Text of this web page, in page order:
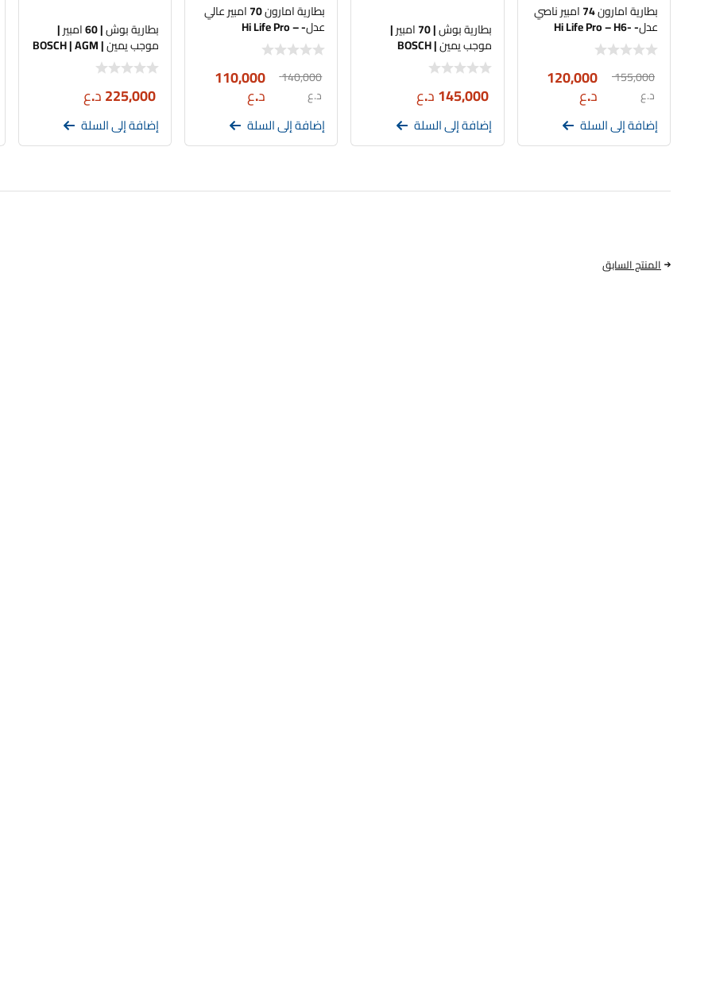
بطارية امارون 74 امبير ناصي
عدل- Hi Life Pro – H6-
DIN74R
155,000
د.ع
120,000
د.ع
إضافة إلى السلة
بطارية بوش | 70 امبير |
موجب يمين | BOSCH
145,000د.ع
إضافة إلى السلة
بطارية امارون 70 امبير عالي
عدل- Hi Life Pro –
BH100D26R
140,000
د.ع
110,000
د.ع
إضافة إلى السلة
بطارية بوش | 60 امبير |
موجب يمين | BOSCH | AGM
225,000د.ع
إضافة إلى السلة
المنتج السابق